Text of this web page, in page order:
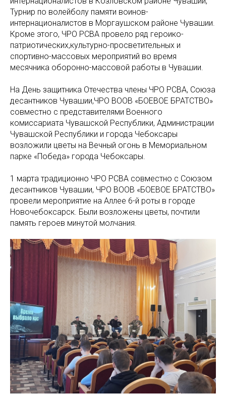
Турнир по волейболу памяти воинов-
интернационалистов в Моргаушском районе Чувашии.
Кроме этого, ЧРО РСВА провело ряд героико-
патриотических,культурно-просветительных и
спортивно-массовых мероприятий во время
месячника оборонно-массовой работы в Чувашии.
На День защитника Отечества члены ЧРО РСВА, Союза
десантников Чувашии,ЧРО ВООВ «БОЕВОЕ БРАТСТВО»
совместно с представителями Военного
комиссариата Чувашской Республики, Администрации
Чувашской Республики и города Чебоксары
возложили цветы на Вечный огонь в Мемориальном
парке «Победа» города Чебоксары.
1 марта традиционно ЧРО РСВА совместно с Союзом
десантников Чувашии, ЧРО ВООВ «БОЕВОЕ БРАТСТВО»
провели мероприятие на Аллее 6-й роты в городе
Новочебоксарск. Были возложены цветы, почтили
память героев минутой молчания.